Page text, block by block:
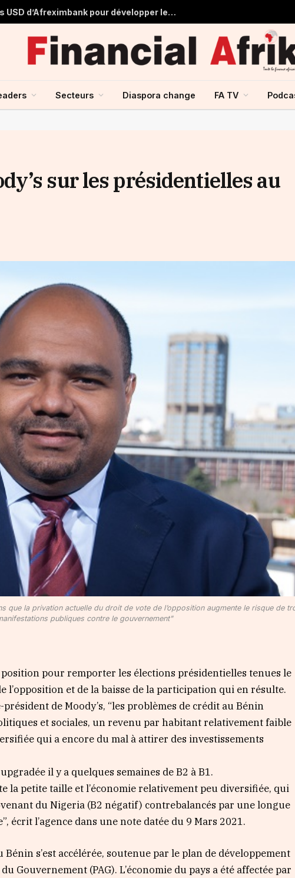
Tchad : près de 125 millions USD d’Afreximbank pour développer les infrastructures et le commerce
Secteurs Diaspora change FA TV
sur les présidentielles au
que la privation actuelle du droit de vote de l’opposition augmente le risque de
publiques contre le gouvernement"
pour remporter les élections présidentielles tenues le
l’opposition et de la baisse de la participation qui en résulte.
de Moody’s, “les problèmes de crédit au Bénin
et sociales, un revenu par habitant relativement faible
qui a encore du mal à attirer des investissements
il y a quelques semaines de B2 à B1.
la petite taille et l’économie relativement peu diversifiée, qui
du Nigeria (B2 négatif) contrebalancés par une longue
écrit l’agence dans une note datée du 9 Mars 2021.
s’est accélérée, soutenue par le plan de développement
Gouvernement (PAG). L’économie du pays a été affectée par